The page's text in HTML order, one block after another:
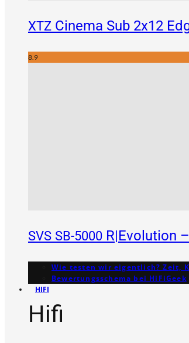
XTZ Cinema Sub 2x12
8.9
SVS SB-5000 R|Evolution
Wie testen wir eigentlich? Zeit,
Bewertungs­schema bei HiFiGeek
HIFI
Hifi